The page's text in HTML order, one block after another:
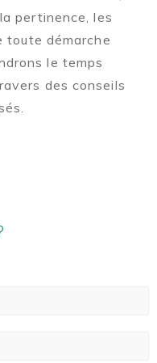
pertinence, les
toute démarche
le temps
des conseils